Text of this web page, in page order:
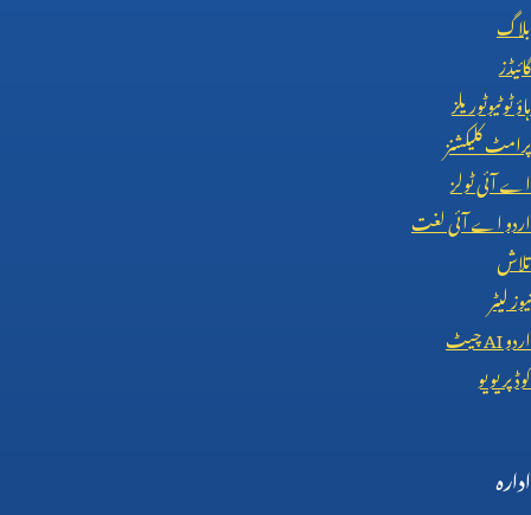
بلاگ
گائیڈز
ہاؤ ٹو ٹیوٹوریلز
پرامٹ کلیکشنز
اے آئی ٹولز
اردو اے آئی لغت
تلاش
نیوز لیٹر
اردوAIچیٹ
کوڈ پریویو
ادارہ